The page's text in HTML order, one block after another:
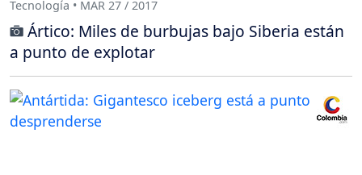
Tecnología • MAR 27 / 2017
Ártico: Miles de burbujas bajo Siberia están
a punto de explotar